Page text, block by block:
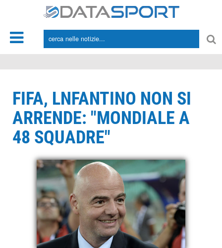
FIFA, LNFANTINO NON SI
ARRENDE: "MONDIALE A
48 SQUADRE"